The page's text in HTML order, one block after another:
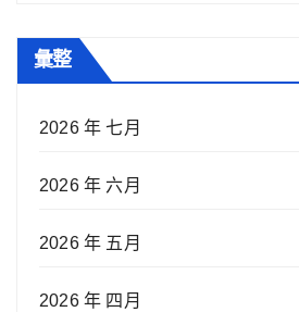
彙整
2026 年 七月
2026 年 六月
2026 年 五月
2026 年 四月